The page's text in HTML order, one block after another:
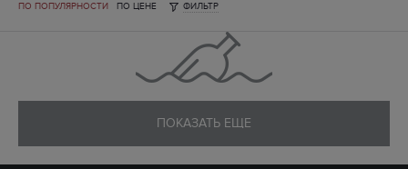
ПО ПОПУЛЯРНОСТИ ПО ЦЕНЕ ФИЛЬТР
ПОКАЗАТЬ ЕЩЕ